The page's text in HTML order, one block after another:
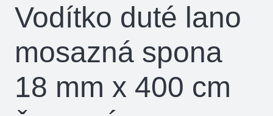
Vodítko duté lano
mosazná spona
18 mm x 400 cm